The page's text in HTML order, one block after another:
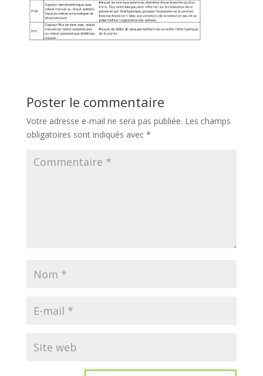
Poster le commentaire
Votre adresse e-mail ne sera pas publiée. Les champs
obligatoires sont indiqués avec *